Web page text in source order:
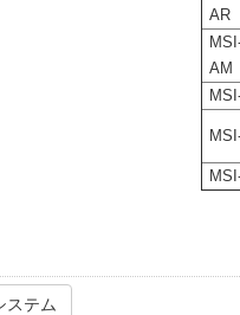
AR
AM
ステム